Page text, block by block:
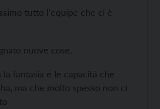
tutto l'equipe che ci è
nuove cose,
fantasia e le capacità che
ma che molto spesso non ci